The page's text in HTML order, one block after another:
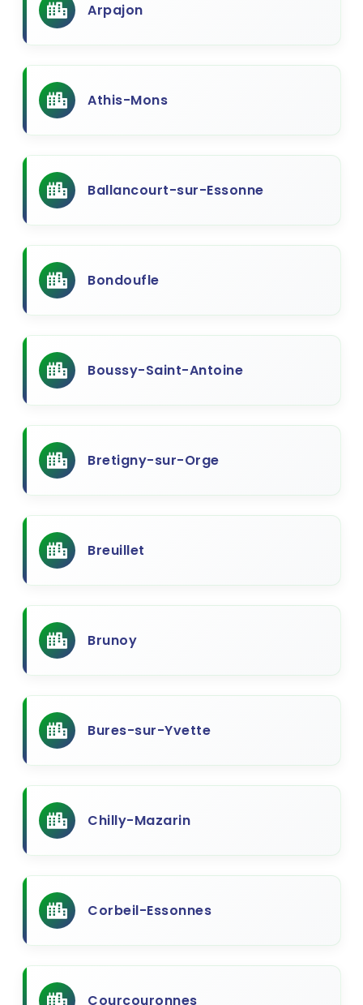
Arpajon
Athis-Mons
Ballancourt-sur-Essonne
Bondoufle
Boussy-Saint-Antoine
Bretigny-sur-Orge
Breuillet
Brunoy
Bures-sur-Yvette
Chilly-Mazarin
Corbeil-Essonnes
Courcouronnes